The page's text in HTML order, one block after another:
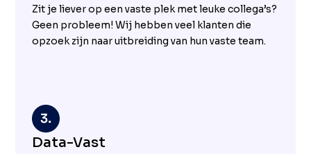
Zit je liever op een vaste plek met leuke collega’s?
Geen probleem! Wij hebben veel klanten die
opzoek zijn naar uitbreiding van hun vaste team.
Data-Vast